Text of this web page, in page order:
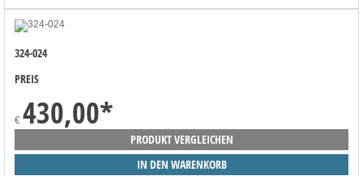
324-024
PREIS
€ 430,00*
PRODUKT VERGLEICHEN
IN DEN WARENKORB